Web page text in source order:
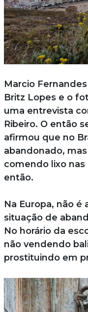
Marcio
Britz Lopes e o
uma entrevista
Ribeiro. O então
afirmou que no
abandonado,
comendo lixo
então.
Na Europa, não é
situação de
No horário da
não vendendo
prostituindo em